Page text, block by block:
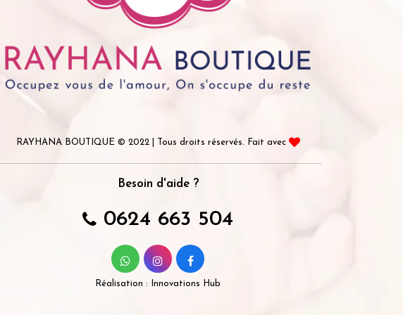
RAYHANA BOUTIQUE © 2022 | Tous droits réservés. Fait avec
Besoin d'aide ?
0624 663 504
Réalisation : Innovations Hub